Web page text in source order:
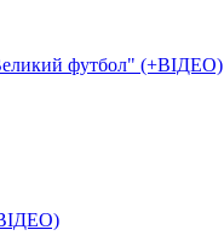
футбол" (+ВІДЕО)